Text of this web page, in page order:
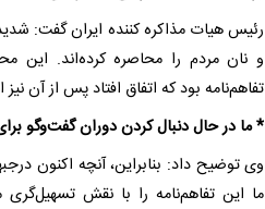
رئیس هیات مذاکره کننده ایران گفت:
و نان مردم را محاصره کرده‌اند. این
تفاهم‌نامه بود که اتفاق افتاد پس از آن
* ما در حال دنبال کردن دوران گفت‌وگو برای تحقق ماده ۱۳
وی توضیح داد: بنابراین، آنچه اکنون
ما این تفاهم‌نامه را با نقش